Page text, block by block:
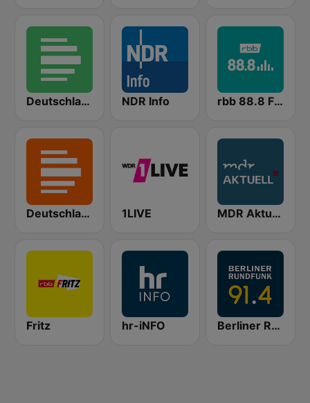
Deutschlandfunk Nova NDR Info rbb 88.8 FM
Deutschlandfunk Kultur 1LIVE MDR Aktuell
Fritz hr-iNFO Berliner Rundfunk 91.4